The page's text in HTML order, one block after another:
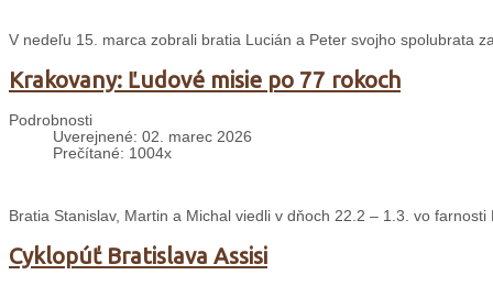
V nedeľu 15. marca zobrali bratia Lucián a Peter svojho spolubrata
Krakovany: Ľudové misie po 77 rokoch
Podrobnosti
Uverejnené: 02. marec 2026
Prečítané: 1004x
Bratia Stanislav, Martin a Michal viedli v dňoch 22.2 – 1.3. vo
Cyklopúť Bratislava Assisi